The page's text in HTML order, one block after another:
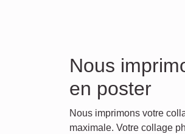
Nous
en poster
Nous imprimons votre
maximale. Votre collage